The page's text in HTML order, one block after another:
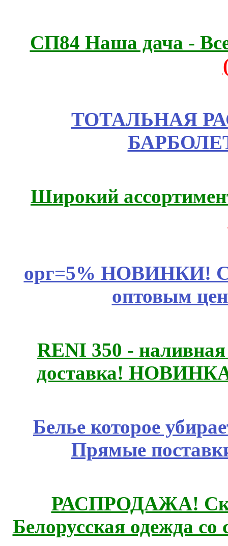
СП84 Наша дача -
ТОТАЛЬНАЯ
Широкий
орг=5% НОВИНКИ!
оптовым
RENI 350 -
доставка!
Белье которое
Прямые
РАСПРОДАЖА!
Белорусская одежда